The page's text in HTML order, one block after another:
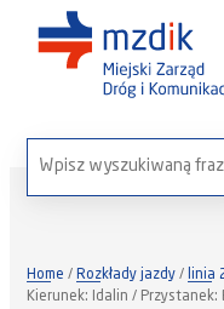
wyszukaj na stronie:
Home Rozkłady jazdy
linia
Kierunek: Idalin /